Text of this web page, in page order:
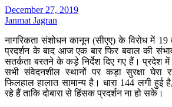
December 27, 2019
Janmat Jagran
नागरिकता संशोधन कानून (सीएए) के विरोध में 19
प्रदर्शन के बाद आज एक बार फिर बवाल की
सतर्कता बरतने के कड़े निर्देश दिए गए हैं। प्रदेश
सभी संवेदनशील स्थानों पर कड़ा सुरक्षा घेरा
फिलहाल हालात सामान्य है। धारा 144 लगी हुई
रहे हैं ताकि दोबारा से हिंसक प्रदर्शन ना हो सके।